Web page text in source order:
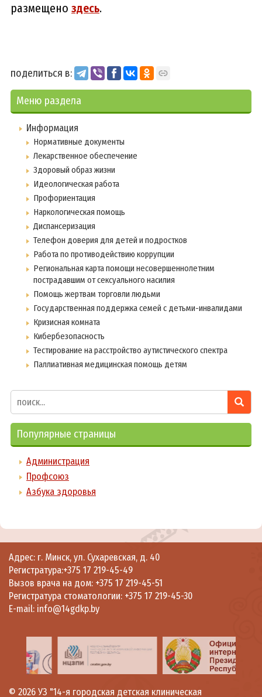
размещено здесь.
поделиться в:
Меню раздела
Информация
Нормативные документы
Лекарственное обеспечение
Здоровый образ жизни
Идеологическая работа
Профориентация
Наркологическая помощь
Диспансеризация
Телефон доверия для детей и подростков
Работа по противодействию коррупции
Региональная карта помощи несовершеннолетним
пострадавшим от сексуального насилия
Помощь жертвам торговли людьми
Государственная поддержка семей с детьми-инвалидами
Кризисная комната
Кибербезопасность
Тестирование на расстройство аутистического спектра
Паллиативная медицинская помощь детям
Популярные страницы
Администрация
Профсоюз
Азбука здоровья
Адрес: г. Минск, ул. Сухаревская, д. 40
Регистратура:+375 17 219-45-49
Вызов врача на дом: +375 17 219-45-51
Регистратура стоматологии: +375 17 219-45-30
E-mail: info@14gdkp.by
© 2026 УЗ "14-я городская детская клиническая